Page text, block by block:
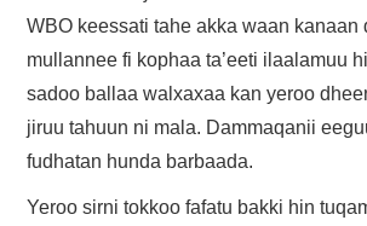
WBO keessati tahe akka waan kanaan
mullannee fi kophaa ta’eeti ilaalamuu
sadoo ballaa walxaxaa kan yeroo
jiruu tahuun ni mala. Dammaqanii
fudhatan hunda barbaada.
Yeroo sirni tokkoo fafatu bakki hin